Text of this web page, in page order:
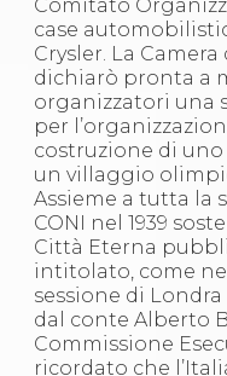
Comitato
case
Crysler. La
dichiarò pronta a
organizzatori una
per
costruzione di uno
un villaggio
Assieme a tutta la
CONI nel 1939
Città Eterna
intitolato, come
sessione di
dal conte Alberto
Commissione
ricordato che